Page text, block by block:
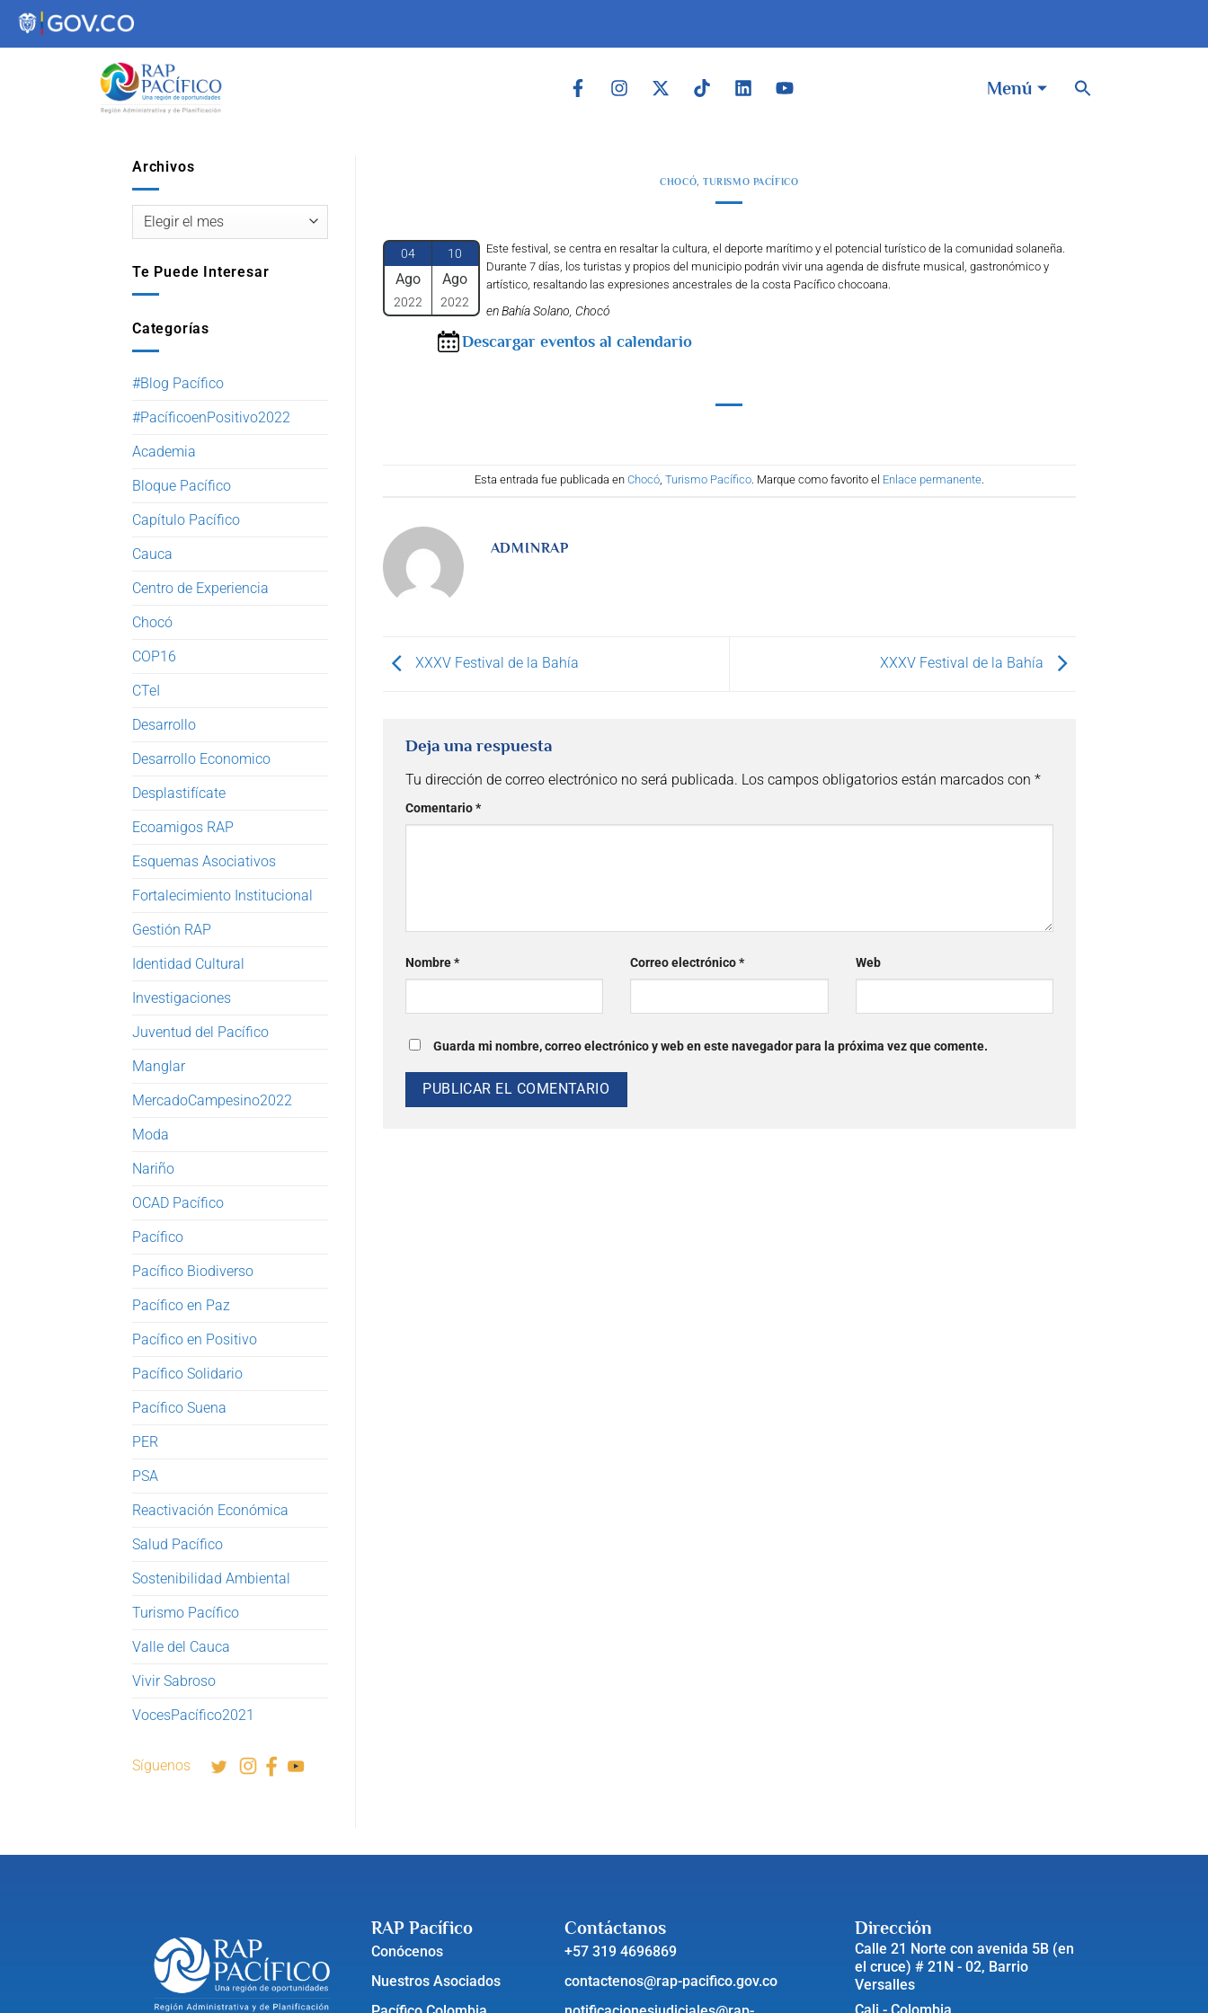
contenido
Menú
Archivos
Te Puede Interesar
Categorías
#Blog Pacífico
#PacíficoenPositivo2022
Academia
Bloque Pacífico
Capítulo Pacífico
Cauca
Centro de Experiencia
Chocó
COP16
CTeI
Desarrollo
Desarrollo Economico
Desplastifícate
Ecoamigos RAP
Esquemas Asociativos
Fortalecimiento Institucional
Gestión RAP
Identidad Cultural
Investigaciones
Juventud del Pacífico
Manglar
MercadoCampesino2022
Moda
Nariño
OCAD Pacífico
Pacífico
Pacífico Biodiverso
Pacífico en Paz
Pacífico en Positivo
Pacífico Solidario
Pacífico Suena
PER
PSA
Reactivación Económica
Salud Pacífico
Sostenibilidad Ambiental
Turismo Pacífico
Valle del Cauca
Vivir Sabroso
VocesPacífico2021
Síguenos
CHOCÓ,TURISMO PACÍFICO
04
Ago
2022
10
Ago
2022
Este festival, se centra en resaltar la cultura, el deporte marítimo y el potencial turístico de la comunidad solaneña.
Durante 7 días, los turistas y propios del municipio podrán vivir una agenda de disfrute musical, gastronómico y
artístico, resaltando las expresiones ancestrales de la costa Pacífico chocoana.
en Bahía Solano, Chocó
Descargar eventos al calendario
Esta entrada fue publicada en Chocó, Turismo Pacífico. Marque como favorito el Enlace permanente.
ADMINRAP
XXXV Festival de la Bahía XXXV Festival de la Bahía
Deja una respuesta
Tu dirección de correo electrónico no será publicada. Los campos obligatorios están marcados con *
Comentario*
Nombre* Correo electrónico* Web
Guarda mi nombre, correo electrónico y web en este navegador para la próxima vez que comente.
RAP Pacífico
Conócenos
Nuestros Asociados
Contáctanos
+57 319 4696869
contactenos@rap-pacifico.gov.co
Dirección
Calle 21 Norte con avenida 5B (en
el cruce) # 21N - 02, Barrio
Versalles